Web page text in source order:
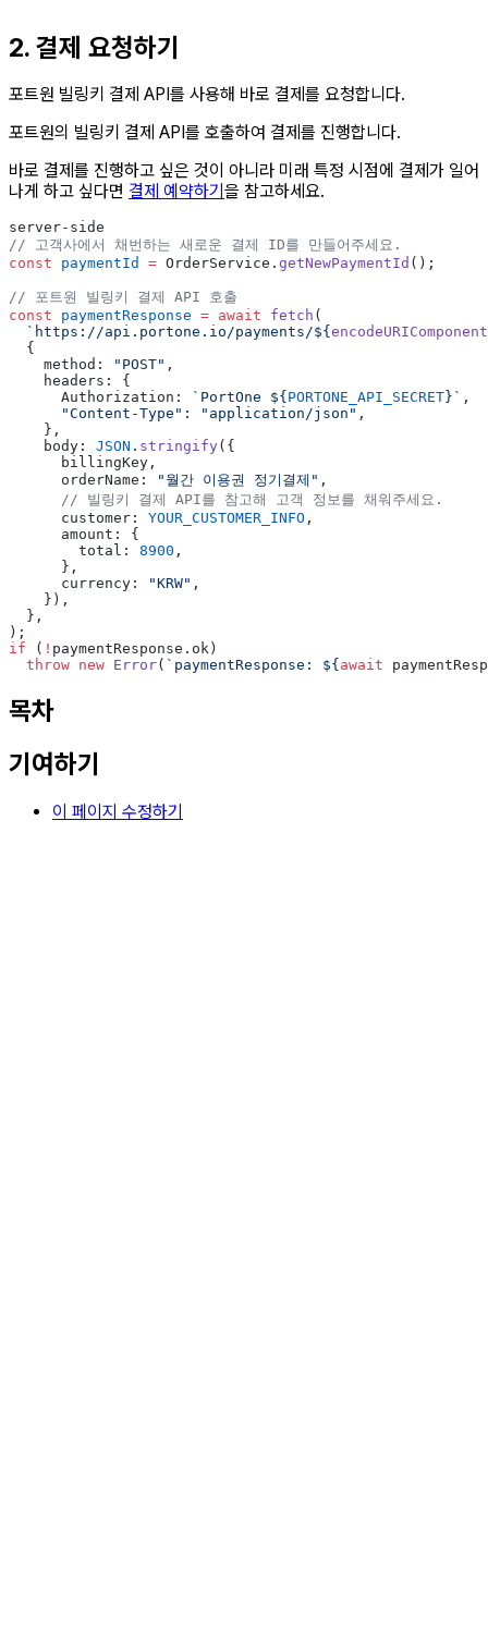
2. 결제 요청하기
포트원 빌링키 결제 API를 사용해 바로 결제를 요청합니다.
포트원의 빌링키 결제 API를 호출하여 결제를 진행합니다.
바로 결제를 진행하고 싶은 것이 아니라 미래 특정 시점에 결제가 일어
나게 하고 싶다면 결제 예약하기 을 참고하세요.
server-side
// 고객사에서 채번하는 새로운 결제 ID를 만들어주세요.
const paymentId = OrderService. getNewPaymentId ();
// 포트원 빌링키 결제 API 호출
const paymentResponse = await fetch (
  `https://api.portone.io/payments/${
encodeURIComponent
  {
    method:
"POST" ,
    headers: {
      Authorization:
`PortOne ${ PORTONE_API_SECRET}` ,
      "Content-Type"
: "application/json" ,
    },
    body:
JSON . stringify({
      billingKey,
      orderName:
"월간 이용권 정기결제" ,
      // 빌링키 결제 API를 참고해 고객 정보를 채워주세요.
      customer:
YOUR_CUSTOMER_INFO ,
      amount: {
        total:
8900 ,
      },
      currency:
"KRW" ,
    }),
  },
);
if ( ! paymentResponse.ok)
  throw
new Error( `paymentResponse: ${ await
목차
기여하기
이 페이지 수정하기